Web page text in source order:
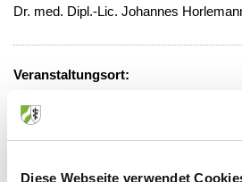
Diese Webseite verwendet
Dr. med. Dipl.-Lic. Johannes
Veranstaltungsort:
Asberger Straße 4, 47441 Moers